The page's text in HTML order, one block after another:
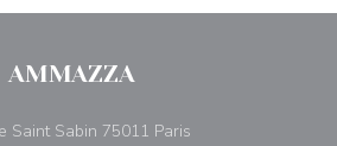
AMMAZZA
Saint Sabin 75011 Paris